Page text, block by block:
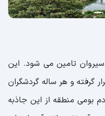
سیروان تامین می شود. این
گرفته و هر ساله گردشگران
بومی منطقه از این جاذبه